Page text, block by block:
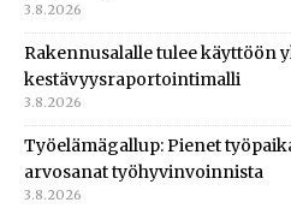
3.8.2026
Rakennusalalle tulee käyttöön
kestävyysraportointimalli
3.8.2026
Työelämägallup: Pienet
arvosanat työhyvinvoinnista
3.8.2026